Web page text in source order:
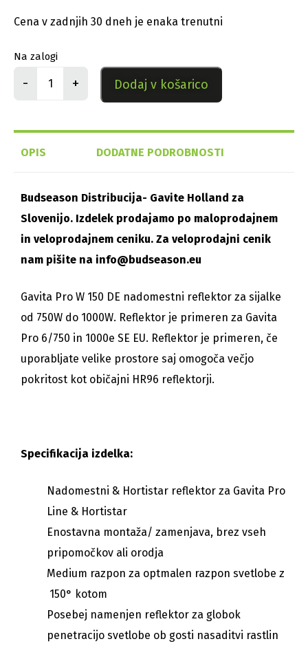
Cena v zadnjih 30 dneh je enaka trenutni
Na zalogi
- + Dodaj v košarico
OPIS DODATNE PODROBNOSTI
Budseason Distribucija- Gavite Holland za
Slovenijo. Izdelek prodajamo po maloprodajnem
in veloprodajnem ceniku. Za veloprodajni cenik
nam pišite na info@budseason.eu
Gavita Pro W 150 DE nadomestni reflektor za sijalke
od 750W do 1000W. Reflektor je primeren za Gavita
Pro 6/750 in 1000e SE EU. Reflektor je primeren, če
uporabljate velike prostore saj omogoča večjo
pokritost kot običajni HR96 reflektorji.
Specifikacija izdelka:
Nadomestni & Hortistar reflektor za Gavita Pro
Line & Hortistar
Enostavna montaža/ zamenjava, brez vseh
pripomočkov ali orodja
Medium razpon za optmalen razpon svetlobe z
150° kotom
Posebej namenjen reflektor za globok
penetracijo svetlobe ob gosti nasaditvi rastlin